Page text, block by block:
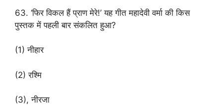
63. ‘फिर विकल हैं प्राण मेरे!’ यह गीत महादेवी वर्मा की किस
पुस्तक में पहली बार संकलित हुआ?
(1) नीहार
(2) रश्मि
(3), नीरजा